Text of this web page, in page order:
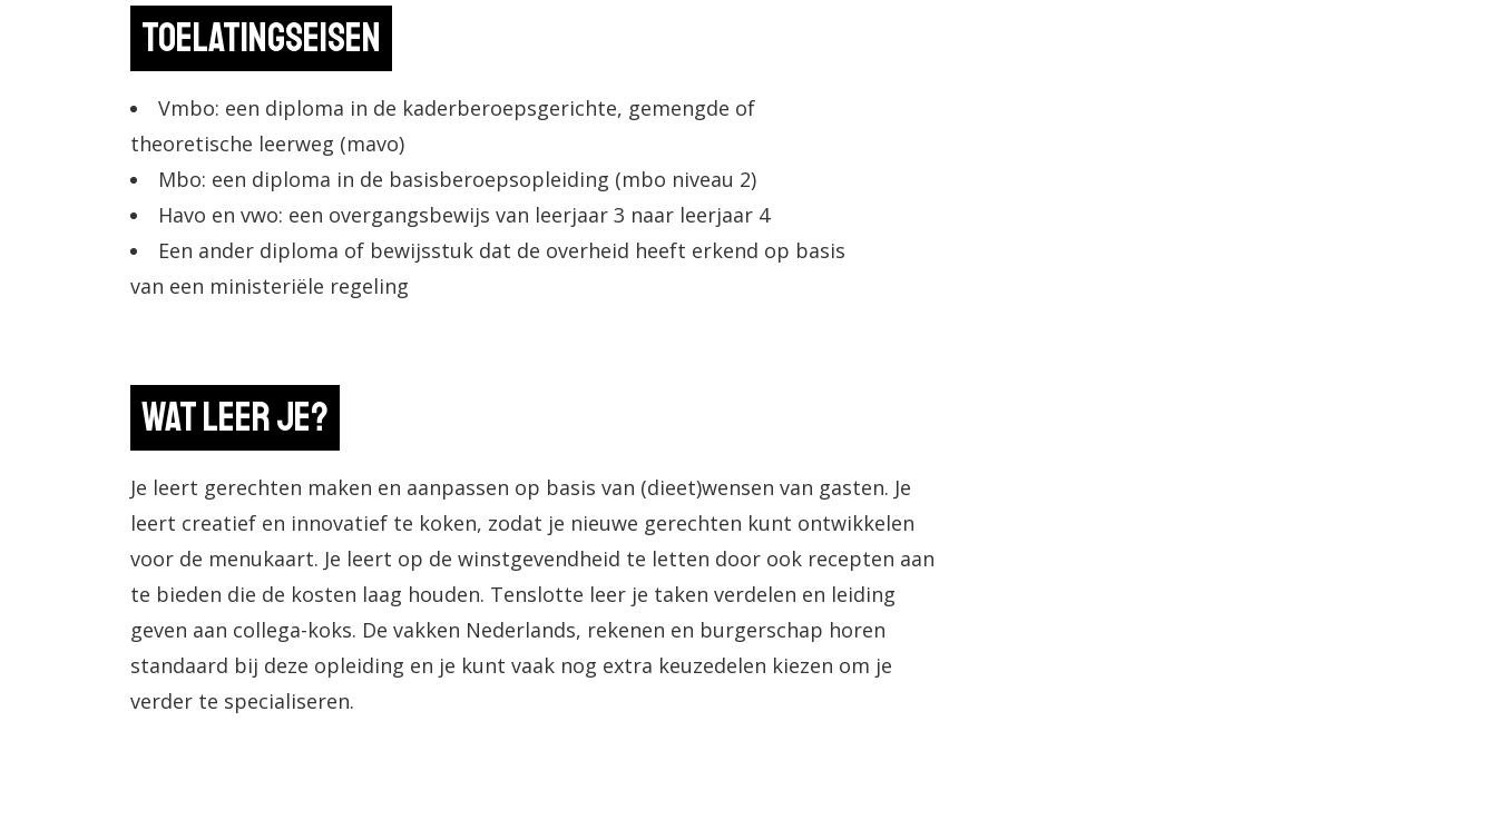
Toelatingseisen
Vmbo: een diploma in de kaderberoepsgerichte, gemengde of
theoretische leerweg (mavo)
Mbo: een diploma in de basisberoepsopleiding (mbo niveau 2)
Havo en vwo: een overgangsbewijs van leerjaar 3 naar leerjaar 4
Een ander diploma of bewijsstuk dat de overheid heeft erkend op basis
van een ministeriële regeling
Wat leer je?
Je leert gerechten maken en aanpassen op basis van (dieet)wensen van gasten. Je
leert creatief en innovatief te koken, zodat je nieuwe gerechten kunt ontwikkelen
voor de menukaart. Je leert op de winstgevendheid te letten door ook recepten aan
te bieden die de kosten laag houden. Tenslotte leer je taken verdelen en leiding
geven aan collega-koks. De vakken Nederlands, rekenen en burgerschap horen
standaard bij deze opleiding en je kunt vaak nog extra keuzedelen kiezen om je
verder te specialiseren.